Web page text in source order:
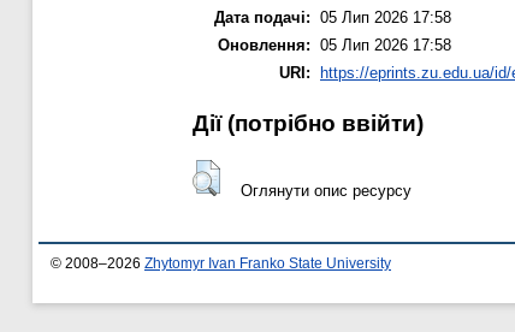
Дата подачі: 05 Лип 2026 17:58
Оновлення: 05 Лип 2026 17:58
URI: https://eprints.zu.edu.ua/id/
Дії ​​(потрібно ввійти)
Оглянути опис ресурсу
© 2008–2026 Zhytomyr Ivan Franko State University